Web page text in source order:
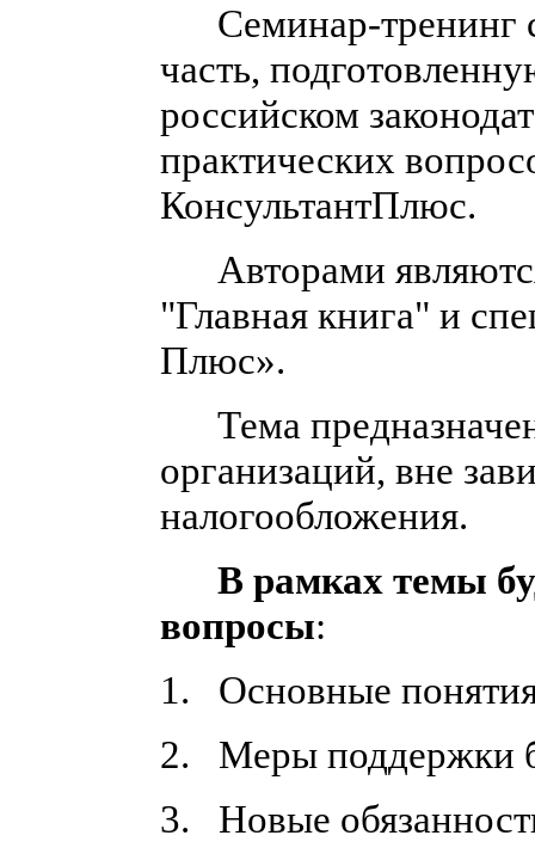
Семинар-тренинг
часть,
российском
практических
КонсультантПлюс.
Авторами
"Главная книга" и
Плюс».
Тема
организаций, вне
налогообложения.
В рамках темы
вопросы:
1. Основные понятия
2. Меры поддержки
3. Новые